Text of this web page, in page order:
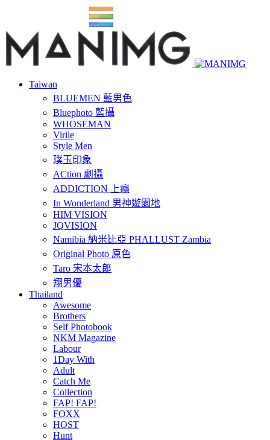
Taiwan
BLUEMEN 藍男色
Bluephoto 藍攝
WHOSEMAN
Virile
Style Men
璞玉印象
ACtion 劇攝
ADDICTION 上癮
In Wonderland 男神遊園地
HIM VISION
JQVISION
Namibia 納米比亞 PHALLUST Zambia
Original Photo 原色
Taro 宋本太郎
翔男優
Thailand
Awesome
Brothers
Self Photobook
NKM Magazine
Labour
1Day With
Adult
Catch Me
Collection
FAP! FAP!
FOXX
HOST
Hunt